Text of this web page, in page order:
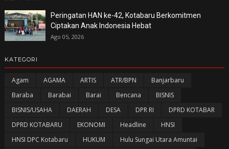
Peringatan HAN ke-42, Kotabaru Berkomitmen
Ciptakan Anak Indonesia Hebat
Ago 05, 2026
KATEGORI
Agam AGAMA ARTIS ATR/BPN
Banjarbaru
Baraba
Barabai Barai Bencana
BISNIS
BISNIS/USAHA
DAERAH DESA DPR RI
DPRD KOTABAR
DPRD KOTABARU
EKONOMI Headline
HNSI
HNSI DPC Kotabaru
HUKUM
Hulu Sungai Utara Amuntai